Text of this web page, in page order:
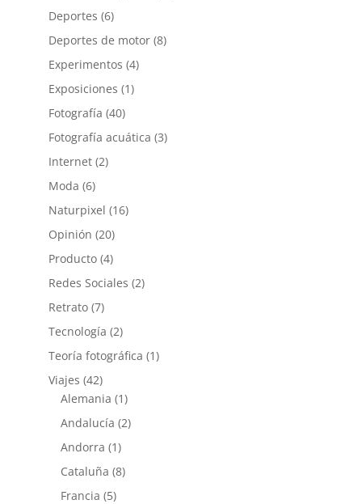
Deportes (6)
Deportes de motor(8)
Experimentos (4)
Exposiciones (1)
Fotografía (40)
Fotografía acuática (3)
Internet(2)
Moda (6)
Naturpixel (16)
Opinión (20)
Producto(4)
Redes Sociales (2)
Retrato(7)
Tecnología (2)
Teoría fotográfica (1)
Viajes (42)
Alemania (1)
Andalucía (2)
Andorra (1)
Cataluña (8)
Francia (5)